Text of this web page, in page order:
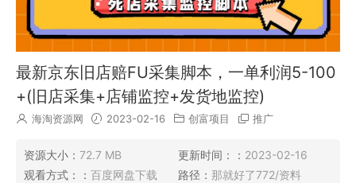
最新京东旧店赔FU采集脚本，一单利润5-100
+(旧店采集+店铺监控+发货地监控)
海淘资源网 2023-02-16 创富项目 推广
资源大小： 72.7 MB 更新时间：： 2023-02-16
观看方式：： 百度网盘下载
路径： 那就好了772/资料